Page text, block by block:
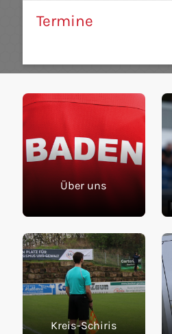
Termine
Über uns
Kreis-Schiris